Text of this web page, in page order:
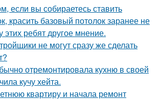
если вы собираетесь ставить
красить базовый потолок заранее не
этих ребят другое мнение.
не могут сразу же сделать
отремонтировала кухню в своей
кучу хейта.
квартиру и начала ремонт